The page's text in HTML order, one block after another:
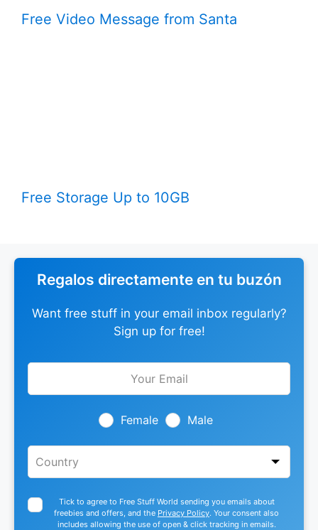
Free Video Message from Santa
Free Storage Up to 10GB
Regalos directamente en tu buzón
Want free stuff in your email inbox regularly?
Sign up for free!
Leave
Female Male
Tick to agree to Free Stuff World sending you emails about
freebies and offers, and the Privacy Policy. Your consent also
includes allowing the use of open & click tracking in emails.